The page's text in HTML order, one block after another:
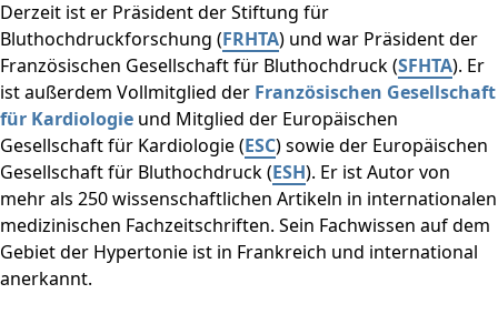
Derzeit ist er Präsident der Stiftung für
Bluthochdruckforschung (FRHTA) und war Präsident der
Französischen Gesellschaft für Bluthochdruck (SFHTA). Er
ist außerdem Vollmitglied der Französischen Gesellschaft
für Kardiologie und Mitglied der Europäischen
Gesellschaft für Kardiologie (ESC) sowie der Europäischen
Gesellschaft für Bluthochdruck (ESH). Er ist Autor von
mehr als 250 wissenschaftlichen Artikeln in internationalen
medizinischen Fachzeitschriften. Sein Fachwissen auf dem
Gebiet der Hypertonie ist in Frankreich und international
anerkannt.